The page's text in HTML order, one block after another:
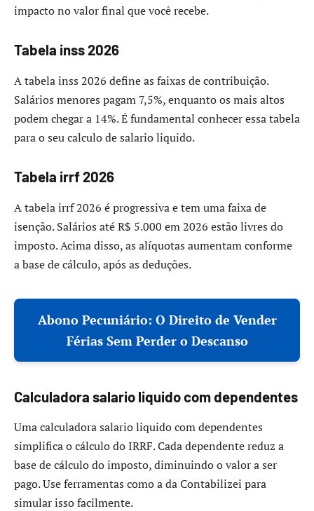
impacto no valor final que você recebe.
Tabela inss 2026
A tabela inss 2026 define as faixas de contribuição.
Salários menores pagam 7,5%, enquanto os mais altos
podem chegar a 14%. É fundamental conhecer essa tabela
para o seu calculo de salario liquido.
Tabela irrf 2026
A tabela irrf 2026 é progressiva e tem uma faixa de
isenção. Salários até R$ 5.000 em 2026 estão livres do
imposto. Acima disso, as alíquotas aumentam conforme
a base de cálculo, após as deduções.
Abono Pecuniário: O Direito de Vender
Férias Sem Perder o Descanso
Calculadora salario liquido com dependentes
Uma calculadora salario liquido com dependentes
simplifica o cálculo do IRRF. Cada dependente reduz a
base de cálculo do imposto, diminuindo o valor a ser
pago. Use ferramentas como a da Contabilizei para
simular isso facilmente.